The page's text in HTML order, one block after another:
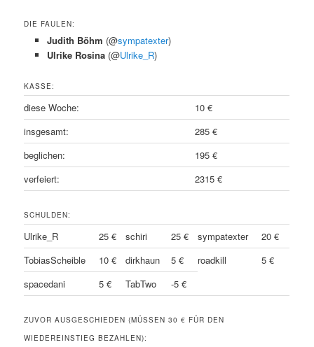
DIE FAULEN:
Judith Böhm (@sympatexter)
Ulrike Rosina (@Ulrike_R)
KASSE:
diese Woche:
10 €
insgesamt:
285 €
beglichen:
195 €
verfeiert:
2315 €
SCHULDEN:
Ulrike_R 25 € schiri 25 € sympatexter
20 €
TobiasScheible
10 € dirkhaun 5 € roadkill
5 €
spacedani
5 € TabTwo -5 €
ZUVOR AUSGESCHIEDEN (MÜSSEN 30 € FÜR DEN
WIEDEREINSTIEG BEZAHLEN):